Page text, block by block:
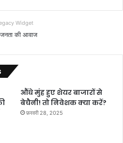
Widget
औंधे मुंह हुए शेयर बाजारों से
बेचैनी! तो निवेशक क्या करें?
फ़रवरी 28, 2025